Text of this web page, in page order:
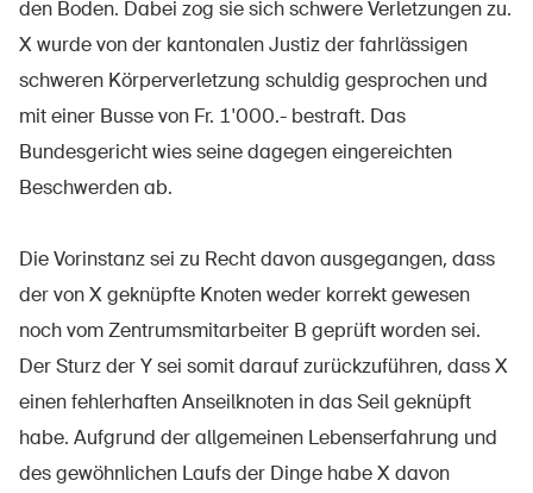
den Boden. Dabei zog sie sich schwere Verletzungen zu.
X wurde von der kantonalen Justiz der fahrlässigen
schweren Körperverletzung schuldig gesprochen und
mit einer Busse von Fr. 1'000.- bestraft. Das
Bundesgericht wies seine dagegen eingereichten
Beschwerden ab.
Die Vorinstanz sei zu Recht davon ausgegangen, dass
der von X geknüpfte Knoten weder korrekt gewesen
noch vom Zentrumsmitarbeiter B geprüft worden sei.
Der Sturz der Y sei somit darauf zurückzuführen, dass X
einen fehlerhaften Anseilknoten in das Seil geknüpft
habe. Aufgrund der allgemeinen Lebenserfahrung und
des gewöhnlichen Laufs der Dinge habe X davon